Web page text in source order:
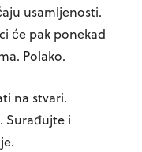
usamljenosti.
će pak ponekad
Polako.
na stvari.
Surađujte i